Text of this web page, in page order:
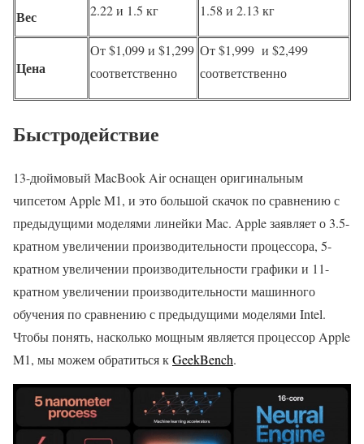
Вес 2.22 и 1.5 кг 1.58 и 2.13 кг
Цена
От $1,099 и $1,299
соответственно
От $1,999 и $2,499
соответственно
Быстродействие
13-дюймовый MacBook Air оснащен оригинальным
чипсетом Apple M1, и это большой скачок по сравнению с
предыдущими моделями линейки Mac. Apple заявляет о 3.5-
кратном увеличении производительности процессора, 5-
кратном увеличении производительности графики и 11-
кратном увеличении производительности машинного
обучения по сравнению с предыдущими моделями Intel.
Чтобы понять, насколько мощным является процессор Apple
M1, мы можем обратиться кGeekBench.